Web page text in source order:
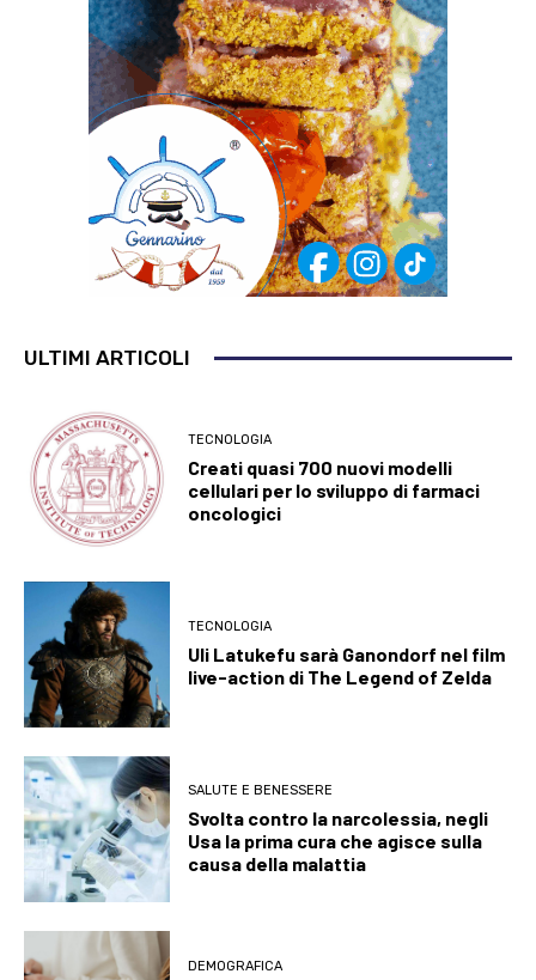
ULTIMI ARTICOLI
TECNOLOGIA
Creati quasi 700 nuovi modelli
cellulari per lo sviluppo di farmaci
oncologici
TECNOLOGIA
Uli Latukefu sarà Ganondorf nel film
live-action di The Legend of Zelda
SALUTE E BENESSERE
Svolta contro la narcolessia, negli
Usa la prima cura che agisce sulla
causa della malattia
DEMOGRAFICA